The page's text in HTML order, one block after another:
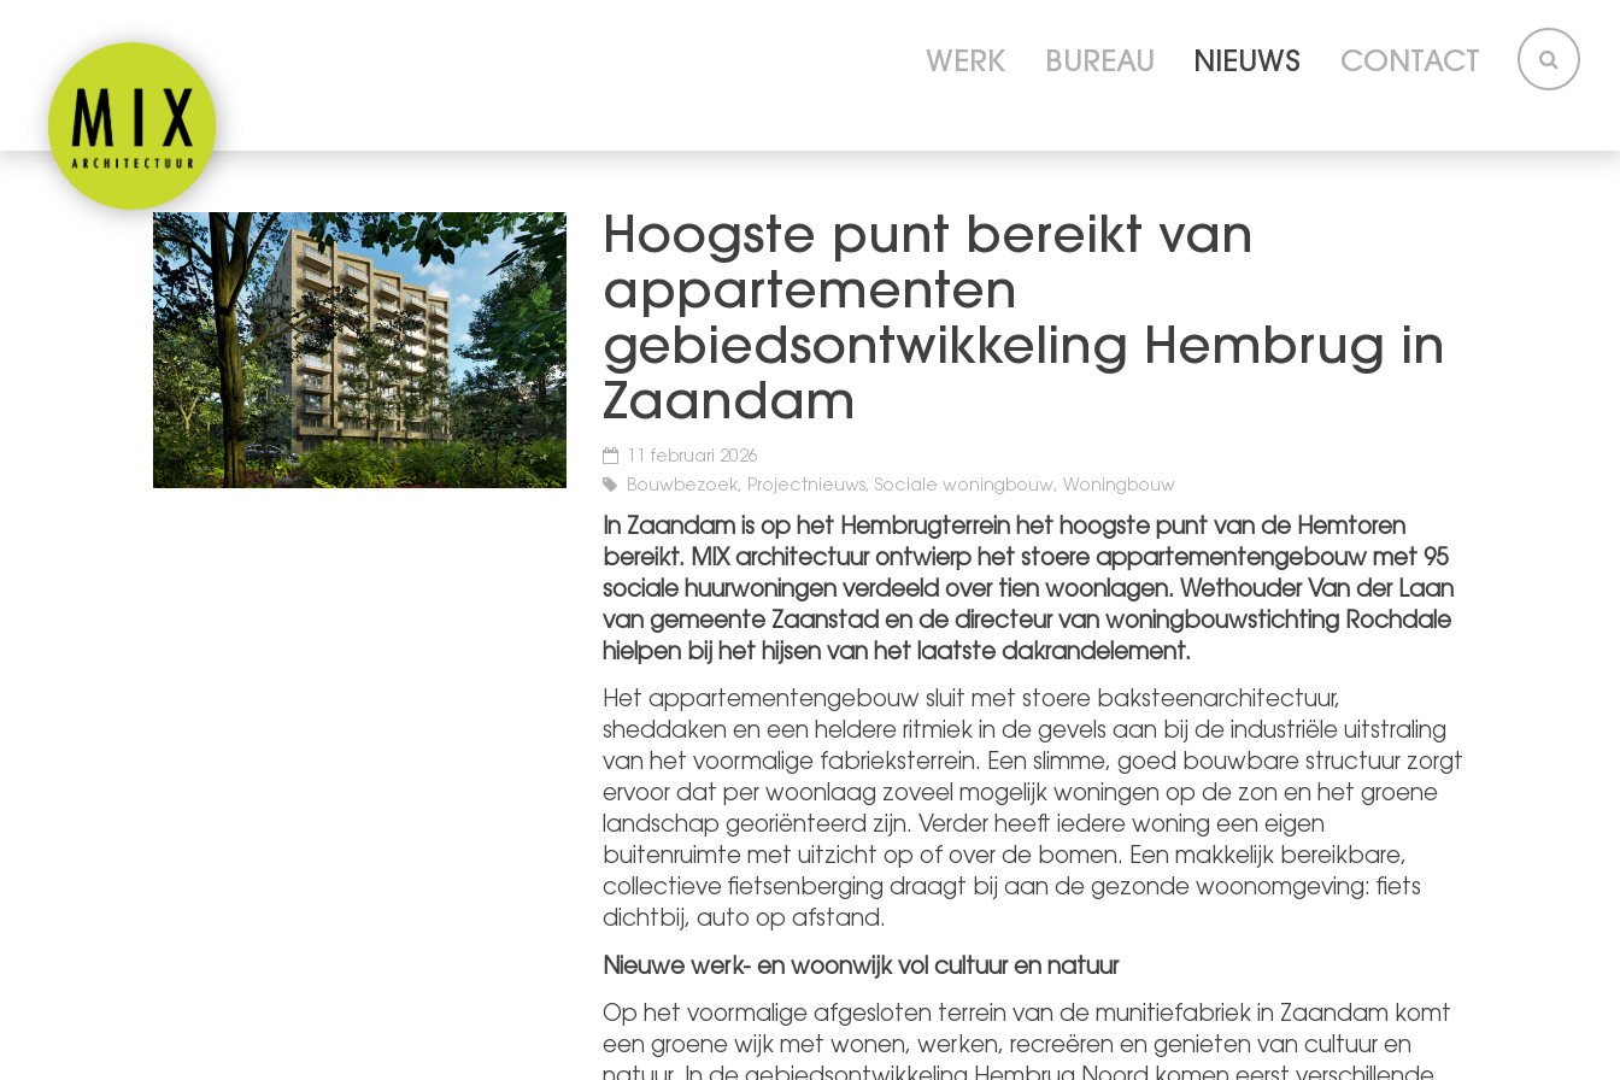
WERK BUREAU NIEUWS CONTACT
Hoogste punt bereikt van
appartementen
gebiedsontwikkeling Hembrug in
Zaandam
11 februari 2026
Bouwbezoek, Projectnieuws, Sociale woningbouw, Woningbouw
In Zaandam is op het Hembrugterrein het hoogste punt van de Hemtoren
bereikt. MIX architectuur ontwierp het stoere appartementengebouw met 95
sociale huurwoningen verdeeld over tien woonlagen. Wethouder Van der Laan
van gemeente Zaanstad en de directeur van woningbouwstichting Rochdale
hielpen bij het hijsen van het laatste dakrandelement.
Het appartementengebouw sluit met stoere baksteenarchitectuur,
sheddaken en een heldere ritmiek in de gevels aan bij de industriële uitstraling
van het voormalige fabrieksterrein. Een slimme, goed bouwbare structuur zorgt
ervoor dat per woonlaag zoveel mogelijk woningen op de zon en het groene
landschap georiënteerd zijn. Verder heeft iedere woning een eigen
buitenruimte met uitzicht op of over de bomen. Een makkelijk bereikbare,
collectieve fietsenberging draagt bij aan de gezonde woonomgeving: fiets
dichtbij, auto op afstand.
Nieuwe werk- en woonwijk vol cultuur en natuur
Op het voormalige afgesloten terrein van de munitiefabriek in Zaandam komt
een groene wijk met wonen, werken, recreëren en genieten van cultuur en